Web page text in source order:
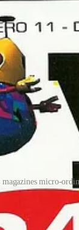
micro-
pouvaient faire la